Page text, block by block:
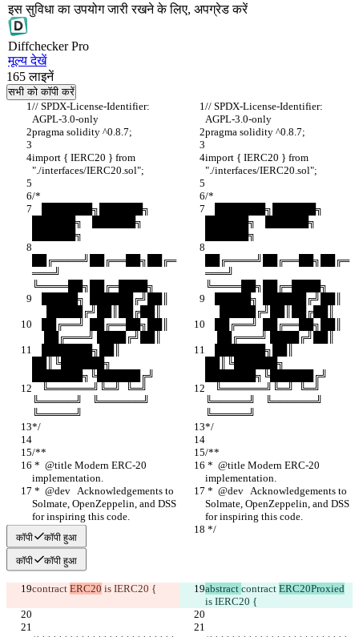
इस सुविधा का उपयोग जारी रखने के लिए, अपग्रेड करें
DiffcheckerPro
मूल्य देखें
165 लाइनें
सभी को कॉपी करें
// SPDX-License-Identifier:
AGPL-3.0-only
// SPDX-License-Identifier:
AGPL-3.0-only
pragma solidity ^0.8.7;
pragma solidity ^0.8.7;
import { IERC20 } from
"./interfaces/IERC20.sol";
import { IERC20 } from
"./interfaces/IERC20.sol";
/*
/*
██████╗    ██████╗
██████╗
██████╗    ██████╗
██████╗
██╔════╝██╔══██╗██╔═
═══╝
╚════██╗██╔═████╗
██╔════╝██╔══██╗██╔═
═══╝
╚════██╗██╔═████╗
      █████╔╝██║██╔██║
      █████╔╝██║██╔██║
     ██╔═══╝ ████╔╝██║
     ██╔═══╝ ████╔╝██║
██║╚██████╗
███████╗╚██████╔╝
██║╚██████╗
███████╗╚██████╔╝
╚═════╝    ╚══════╝
╚═════╝
╚═════╝    ╚══════╝
╚═════╝
*/
*/
/**
/**
implementation.
implementation.
Solmate, OpenZeppelin, and DSS
for inspiring this code.
Solmate, OpenZeppelin, and DSS
for inspiring this code.
*/
*/
कॉपी कॉपी हुआ
कॉपी कॉपी हुआ
contract ERC20 is IERC20 { abstract contract ERC20Proxied
is IERC20 {